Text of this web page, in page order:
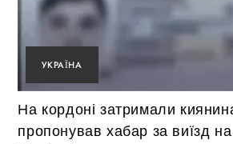
УКРАЇНА
На кордоні затримали
пропонував хабар за виїзд